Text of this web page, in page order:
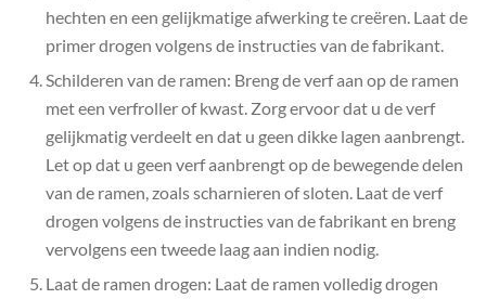
hechten en een gelijkmatige afwerking te creëren. Laat de
primer drogen volgens de instructies van de fabrikant.
Schilderen van de ramen: Breng de verf aan op de ramen
met een verfroller of kwast. Zorg ervoor dat u de verf
gelijkmatig verdeelt en dat u geen dikke lagen aanbrengt.
Let op dat u geen verf aanbrengt op de bewegende delen
van de ramen, zoals scharnieren of sloten. Laat de verf
drogen volgens de instructies van de fabrikant en breng
vervolgens een tweede laag aan indien nodig.
Laat de ramen drogen: Laat de ramen volledig drogen